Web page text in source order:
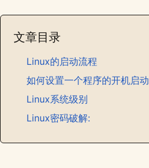
文章目录
Linux的启动流程
如何设置一个程序的开机启动
Linux系统级别
Linux密码破解: